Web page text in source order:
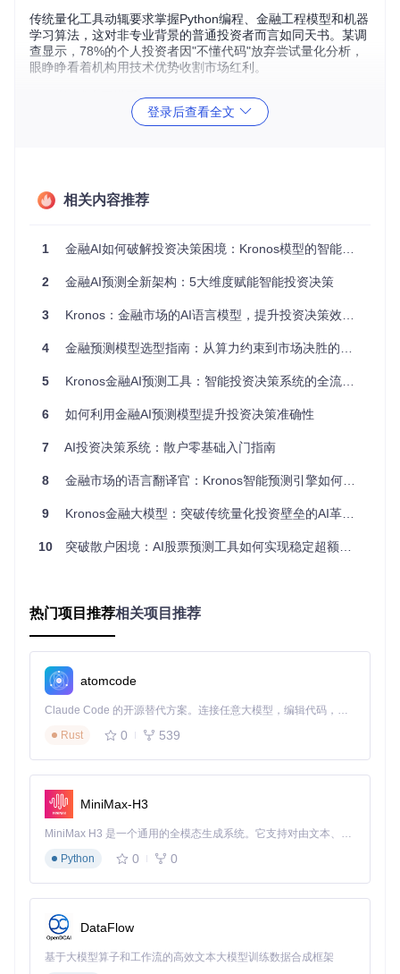
传统量化工具动辄要求掌握Python编程、金融工程模型和机器
学习算法，这对非专业背景的普通投资者而言如同天书。某调
查显示，78%的个人投资者因"不懂代码"放弃尝试量化分析，
眼睁睁看着机构用技术优势收割市场红利。
1.2 时间成本不堪重负
即便勉强学会基础工具，手动处理数据、回测策略、优化参数
1.3 硬件资源望尘莫及
脑根本无法承载。某头部券商的量化系统仅每日数据更新就需
三个步骤，就能完成从数据导入到策略生成的全流程：
数据导入：从本地CSV文件或行情接口自动获取数据，支
模型选择：在可视化界面选择适合的预测模型（如短期趋
一键预测：系统自动处理数据并生成可视化结果，支持导
2.2 普通电脑也能跑的AI模型
笔记本电脑（i5处理器+8GB内存）可流畅运行日线级预测
通过webui目录下的应用程序，用户可以直接在浏览器中完成
所有操作。界面包含数据仪表盘、预测结果可视化、策略回测
三、验证：散户实战效果对比
3.1 收益提升看得见
以下是使用Kronos的个人投资者与普通散户的收益对比：
投资维度 普通散户
年化收益率
5.2% 12.8%
146%
最大回撤
月均交易时间
12小时 1.5小时 87.5%
登录后查看全文
相关内容推荐
1 金融AI如何破解投资决策困境：Kronos模型的智能投资决策解决方案
2 金融AI预测全新架构：5大维度赋能智能投资决策
3 Kronos：金融市场的AI语言模型，提升投资决策效率30%的智能解决方案
4 金融预测模型选型指南：从算力约束到市场决胜的全场景技术方案
5 Kronos金融AI预测工具：智能投资决策系统的全流程解决方案
6 如何利用金融AI预测模型提升投资决策准确性
7 AI投资决策系统：散户零基础入门指南
8 金融市场的语言翻译官：Kronos智能预测引擎如何破解万亿交易数据
9 Kronos金融大模型：突破传统量化投资壁垒的AI革新解决方案
10 突破散户困境：AI股票预测工具如何实现稳定超额收益
热门项目推荐相关项目推荐
atomcode
Claude Code 的开源替代方案。连接任意大模型，编辑代码，运行命令，自动验证 — 全自动执行。用 Rust 构建，极致性能。 ｜ An open-source alternative to Claude Code. Connect any LLM, edit code, run commands, and verify changes — autonomously. Built in Rust for speed. Get Started
Rust
0 539
MiniMax-H3
MiniMax H3 是一个通用的全模态生成系统。它支持对由文本、图像、视频和音频组成的多模态上下文进行统一理解，并能生成分辨率高达 2K、时长可达 15 秒的带原生立体声音频的视频。得益于面向任务泛化的系统设计，H3 在预训练阶段就已具备广泛的多模态上下文理解与生成能力，能够出色地执行复杂的多模态指令。
Python
0 0
DataFlow
基于大模型算子和工作流的高效文本大模型训练数据合成框架